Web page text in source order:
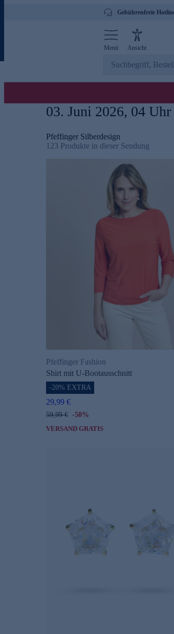
Gebührenfreie
Menü Ansicht
03. Juni 2026, 04 Uhr
Pfeffinger Silberdesign
123 Produkte in dieser Sendung
Pfeffinger Fashion
Shirt mit U-Bootausschnitt
-20% EXTRA
29,99 €
59,99 € -50%
VERSAND GRATIS